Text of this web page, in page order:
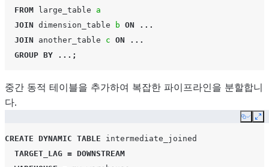
FROM
large_table
a
JOIN dimension_table b ON
...
JOIN
another_table c ON
...
GROUP BY ...;
중간 동적 테이블을 추가하여 복잡한 파이프라인을 분할합니
다.
Copy
CREATE DYNAMIC TABLE
intermediate_joined
TARGET_LAG = DOWNSTREAM